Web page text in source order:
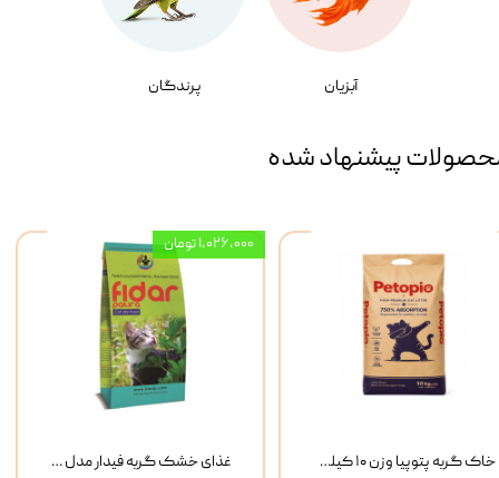
آبزیان پرندگان
پیشنهاد شده
غذای خشک گربه فیدار مدل Adult وزن 10 کیلوگرم
۱,۰۲۶,۰۰۰ تومان
خاک گربه پتوپیا وزن ۱۰ کیلوگرم